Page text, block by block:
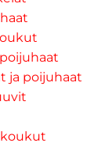
ja poijuhaat
koukut